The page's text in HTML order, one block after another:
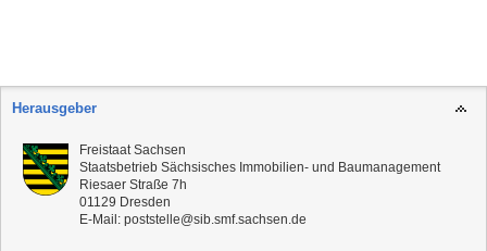
Herausgeber
Freistaat Sachsen
Staatsbetrieb Sächsisches Immobilien- und Baumanagement
Riesaer Straße 7h
01129 Dresden
E-Mail: poststelle@sib.smf.sachsen.de